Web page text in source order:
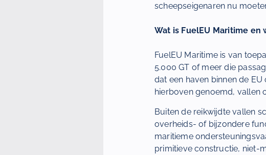
scheepseigenaren nu
Wat is FuelEU Maritime
FuelEU Maritime is van
5.000 GT of meer die
dat een haven binnen de
hierboven genoemd, vallen
Buiten de reikwijdte vallen
overheids- of bijzondere
maritieme
primitieve constructie, niet-